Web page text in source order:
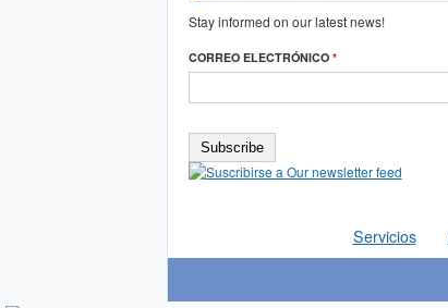
Stay informed on our latest news!
CORREO ELECTRÓNICO *
Servicios